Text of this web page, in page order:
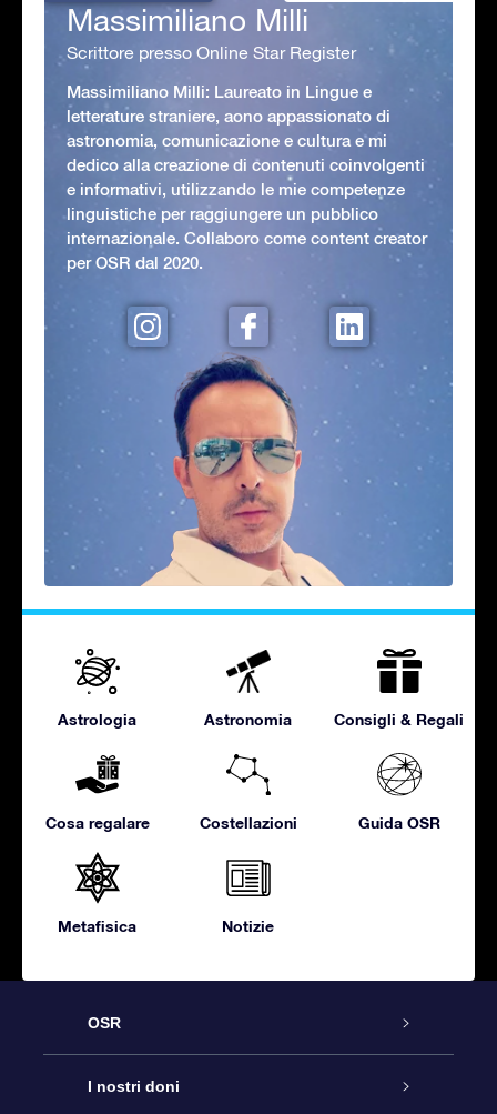
Massimiliano Milli
Scrittore presso Online Star Register
Massimiliano Milli: Laureato in Lingue e
letterature straniere, aono appassionato di
astronomia, comunicazione e cultura e mi
dedico alla creazione di contenuti coinvolgenti
e informativi, utilizzando le mie competenze
linguistiche per raggiungere un pubblico
internazionale. Collaboro come content creator
per OSR dal 2020.
Astrologia Astronomia Consigli & Regali
Cosa regalare Costellazioni Guida OSR
Metafisica Notizie
OSR
Assistenza
I nostri doni